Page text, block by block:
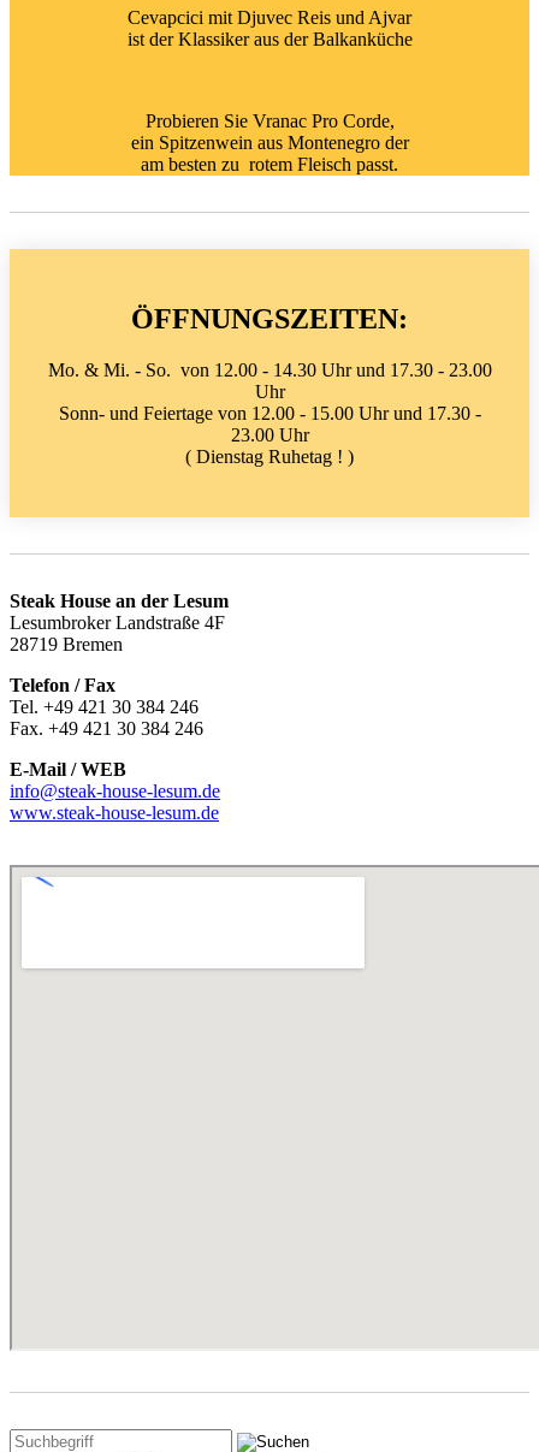
Cevapcici mit Djuvec Reis und Ajvar
ist der Klassiker aus der Balkanküche
Probieren Sie Vranac Pro Corde,
ein Spitzenwein aus Montenegro der
am besten zu rotem Fleisch passt.
ÖFFNUNGSZEITEN:
Mo. & Mi. - So. von 12.00 - 14.30 Uhr und 17.30 - 23.00
Uhr
Sonn- und Feiertage von 12.00 - 15.00 Uhr und 17.30 -
23.00 Uhr
( Dienstag Ruhetag ! )
Steak House an der Lesum
Lesumbroker Landstraße 4F
28719 Bremen
Telefon / Fax
Tel. +49 421 30 384 246
Fax. +49 421 30 384 246
E-Mail / WEB
info@steak-house-lesum.de
www.steak-house-lesum.de